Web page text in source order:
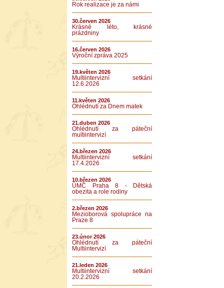
Rok realizace je za námi
30.červen 2026
Krásné léto, krásné
prázdniny
16.červen 2026
Výroční zpráva 2025
19.květen 2026
Multiintervizní setkání
12.6.2026
11.květen 2026
Ohlédnutí za Dnem matek
21.duben 2026
Ohlédnutí za páteční
multiintervizí
24.březen 2026
Multiintervizní setkání
17.4.2026
10.březen 2026
ÚMČ Praha 8 - Dětská
obezita a role rodiny
2.březen 2026
Mezioborová spolupráce na
Praze 8
23.únor 2026
Ohlédnutí za páteční
Multiintervizí
21.leden 2026
Multiintervizní setkání
20.2.2026